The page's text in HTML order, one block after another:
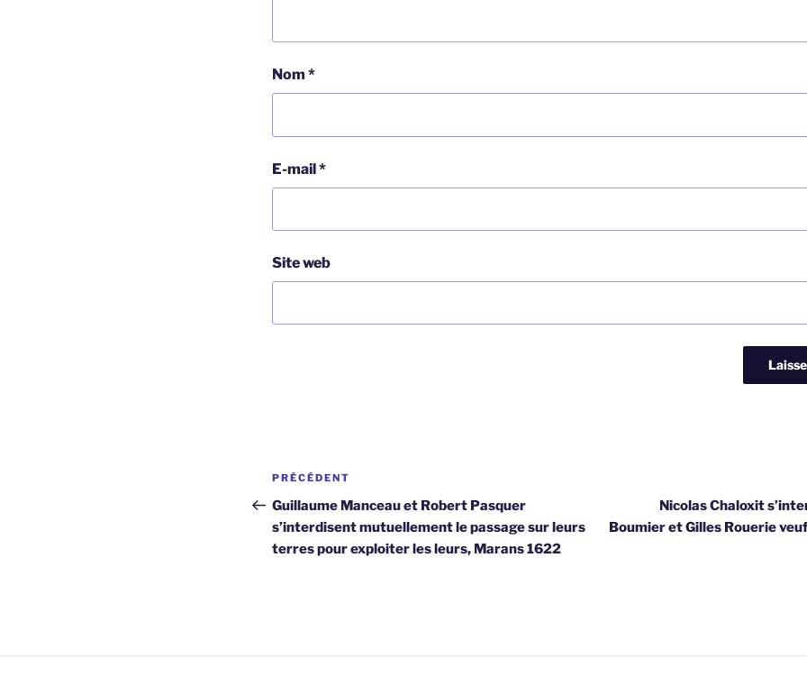
Nom *
E-mail*
Site web
Navigation
de
l’article
Article
précédent
PRÉCÉDENT
Guillaume Manceau et Robert Pasquer
s’interdisent mutuellement le passage sur leurs
terres pour exploiter les leurs, Marans 1622
Nicolas Chaloxit
Boumier et Gilles Rouerie